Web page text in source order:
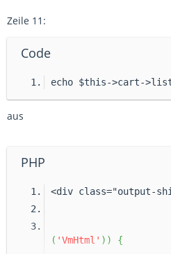
Zeile 11:
Code
echo $this->cart-
aus
PHP
<div class="output-
( 'VmHtml' )) {